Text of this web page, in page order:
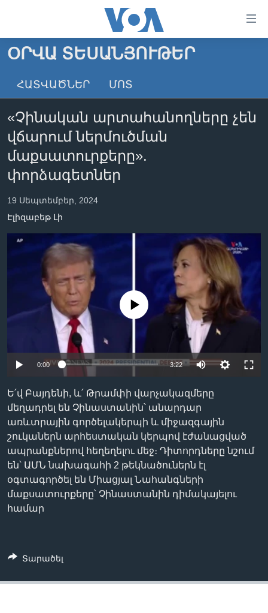
անցնել
հիմնական
անցնել
բովանդակությանը
հիմնական
բովանդակություն
ԳԼԽԱՎՈՐ ԷՋ
ԼՈՒՐԵՐ
ՏԵՍԱՆՅՈՒԹԵՐ
ՖԻԼՄԵՐ
ՖԻԼՄԵՐ
ՄԵՐ ՄԱՍԻՆ
«ԱՄԵՐԻԿԱՅԻ ՁԱՅՆ»-Ի ԿԱՆՈՆԱԴՐՈՒԹՅՈՒՆ
ԿԱՊ ՄԵԶ ՀԵՏ
Learning English
ՀԵՏԵՒԵՔ ՄԵԶ
Լեզուներ
ՕՐՎԱ ՏԵՍԱՆՅՈՒԹԵՐ
ՀԱՏՎԱԾՆԵՐ ՄՈՏ
«Չինական արտահանողները չեն
վճարում ներմուծման
մաքսատուրքերը».
փորձագետներ
19 Սեպտեմբեր, 2024
Էլիզաբեթ Լի
No media source currently available
0:00 3:22
Ե՛վ Բայդենի, և՛ Թրամփի վարչակազմերը
մեղադրել են Չինաստանին՝ անարդար
առևտրային գործելակերպի և միջազգային
շուկաներն արհեստական կերպով էժանացված
ապրանքներով հեղեղելու մեջ։ Դիտորդները նշում
են՝ ԱՄՆ նախագահի 2 թեկնածուներն էլ
օգտագործել են Միացյալ Նահանգների
մաքսատուրքերը՝ Չինաստանին դիմակայելու
համար
Տարածել